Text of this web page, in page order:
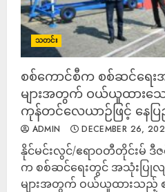
သတင်း
စစ်ကောင်စီက စစ်ဆင်ရေ
များအတွက် ဝယ်ယူထားသော
ကုန်တင်လေယာဉ်ဖြင့် နေပ
ADMIN DECEMBER 26,
နိုင်မင်းလွင်/ဧရာဝတီတိုင်းမ် ဒီ
က စစ်ဆင်ရေးတွင် အသုံးပြု
များအတွက် ဝယ်ယူထားသည့်